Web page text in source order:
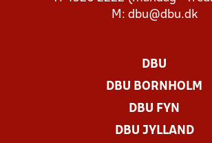
M: dbu@dbu.dk
DBU
DBU BORNHOLM
DBU FYN
DBU JYLLAND